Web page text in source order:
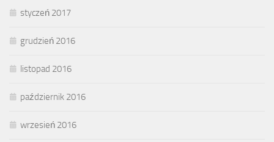
styczeń 2017
grudzień 2016
listopad 2016
październik 2016
wrzesień 2016